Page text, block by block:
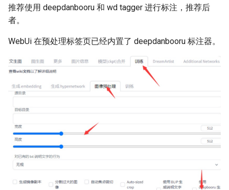
推荐使用 deepdanbooru 和 wd tagger 进行标注，推荐后
者。
WebUi 在预处理标签页已经内置了 deepdanbooru 标注器。